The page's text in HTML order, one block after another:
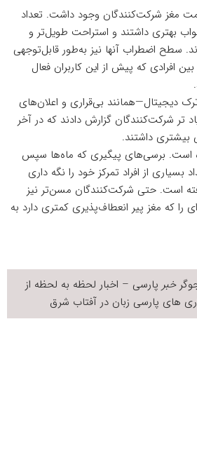
مغز شرکت‌کنندگان وجود داشت. تعداد
بهتری داشتند و استراحت طویل‌تر و
سطح اضطراب آنها نیز به‌طور قابل‌توجهی
افرادی که پیش از این کاربران فعال
ترک دیجیتال—همانند بی‌قراری و اعلان‌های
تر شرکت‌کنندگان گزارش دادند که در آخر
داشتند.
است. برسی‌های پیگیری که ماه‌ها سپس
بسیاری از افراد تمرکز خود را نگه داری
است. حتی شرکت‌کنندگان مسن‌تر نیز
را که مغز پیر انعطاف‌پذیری کمتری دارد به
خبر پارسی – اخبار لحظه به لحظه از
های پارسی زبان درآفتاب شرق